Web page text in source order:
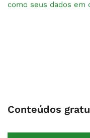
como seus dados em
Conteúdos